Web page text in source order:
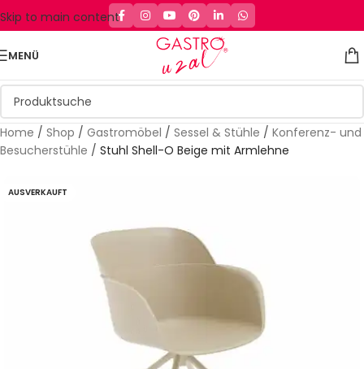
Skip to main content
MENÜ
Home / Shop / Gastromöbel / Sessel & Stühle / Konferenz- und
Besucherstühle / Stuhl Shell-O Beige mit Armlehne
AUSVERKAUFT